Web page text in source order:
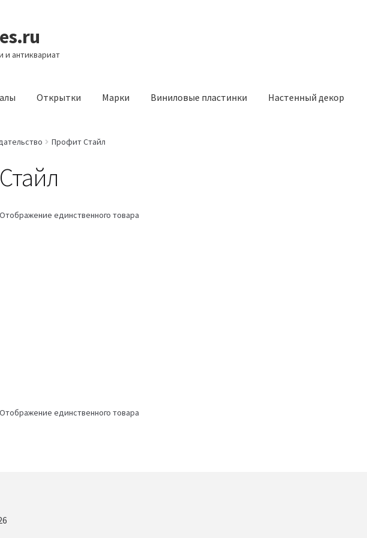
и антиквариат
Открытки Марки Виниловые пластинки Настенный декор
Профит Стайл
Отображение единственного товара
Отображение единственного товара